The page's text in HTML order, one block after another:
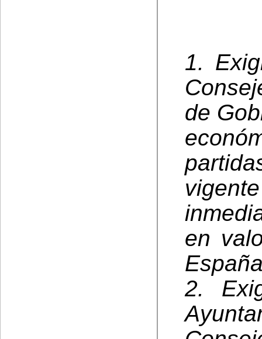
1.
de
en
2.